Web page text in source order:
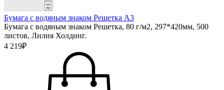
Бумага с водяным знаком Решетка А3
Бумага с водяным знаком Решетка, 80 г/м2, 297*420мм, 500
листов, Лилия Холдинг.
4 219₽